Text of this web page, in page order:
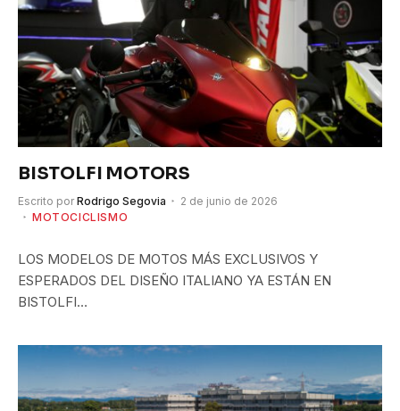
BISTOLFI MOTORS
Escrito por Rodrigo Segovia
2 de junio de 2026
MOTOCICLISMO
LOS MODELOS DE MOTOS MÁS EXCLUSIVOS Y
ESPERADOS DEL DISEÑO ITALIANO YA ESTÁN EN
BISTOLFI…